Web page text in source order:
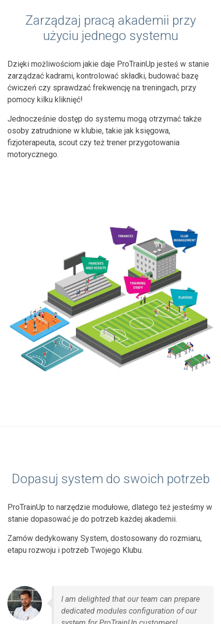
Zarządzaj pracą akademii przy
użyciu jednego systemu
Dzięki możliwościom jakie daje ProTrainUp jesteś w stanie
zarządzać kadrami, kontrolować składki, budować bazę
ćwiczeń czy sprawdzać frekwencję na treningach, przy
pomocy kilku kliknięć!
Jednocześnie dostęp do systemu mogą otrzymać także
osoby zatrudnione w klubie, takie jak księgowa,
fizjoterapeuta, scout czy też trener przygotowania
motorycznego.
Dopasuj system do swoich potrzeb
ProTrainUp to narzędzie modułowe, dlatego też jesteśmy w
stanie dopasować je do potrzeb każdej akademii.
Zamów dedykowany System, dostosowany do rozmiaru,
etapu rozwoju i potrzeb Twojego Klubu.
I am delighted that our team can prepare
dedicated modules configuration of our